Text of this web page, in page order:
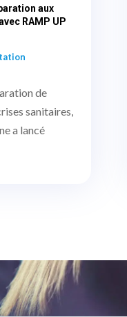
aux
RAMP UP
de
sanitaires,
a lancé